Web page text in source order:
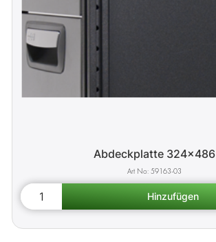
Abdeckplatte 324x486
59163-03